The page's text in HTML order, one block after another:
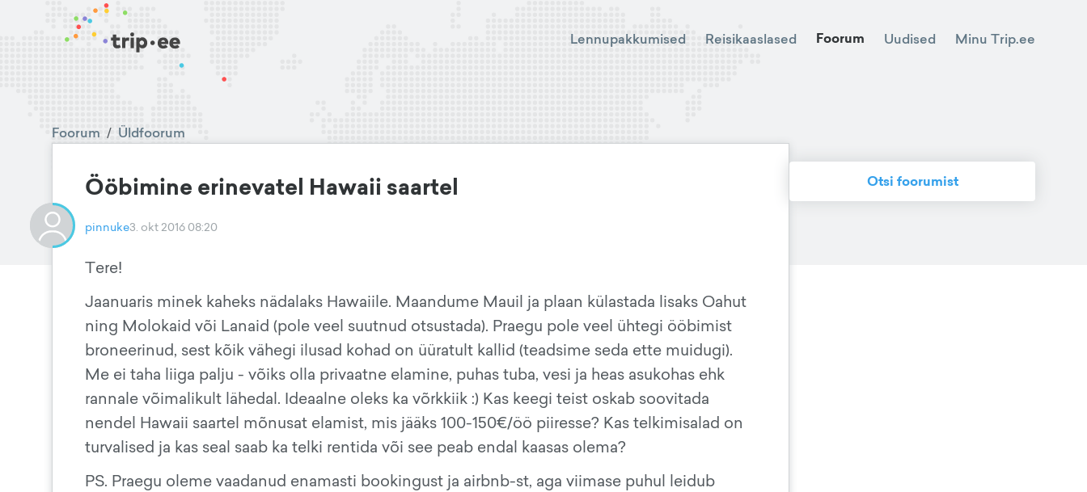
Lennupakkumised Reisikaaslased Foorum Uudised Minu Trip.ee
Foorum / Üldfoorum
Ööbimine erinevatel Hawaii saartel
pinnuke3. okt 2016 08:20
Tere!
Jaanuaris minek kaheks nädalaks Hawaiile. Maandume Mauil ja plaan külastada lisaks Oahut
ning Molokaid või Lanaid (pole veel suutnud otsustada). Praegu pole veel ühtegi ööbimist
broneerinud, sest kõik vähegi ilusad kohad on üüratult kallid (teadsime seda ette muidugi).
Me ei taha liiga palju - võiks olla privaatne elamine, puhas tuba, vesi ja heas asukohas ehk
rannale võimalikult lähedal. Ideaalne oleks ka võrkkiik :) Kas keegi teist oskab soovitada
nendel Hawaii saartel mõnusat elamist, mis jääks 100-150€/öö piiresse? Kas telkimisalad on
turvalised ja kas seal saab ka telki rentida või see peab endal kaasas olema?
PS. Praegu oleme vaadanud enamasti bookingust ja airbnb-st, aga viimase puhul leidub
Otsi foorumist